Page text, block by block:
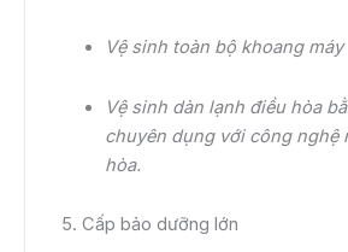
Vệ sinh toàn bộ khoang máy
Vệ sinh dàn lạnh điều hòa
chuyên dụng với công nghệ
hòa.
5. Cấp bảo dưỡng lớn